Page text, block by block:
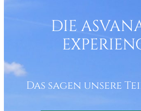
DIE
Das sagen unsere